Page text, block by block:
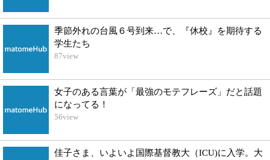
季節外れの台風６号到来…で、『休校』を期待する
学生たち
87view
女子のある言葉が「最強のモテフレーズ」だと話題
になってる！
56view
佳子さま、いよいよ国際基督教大（ICU)に入学。大